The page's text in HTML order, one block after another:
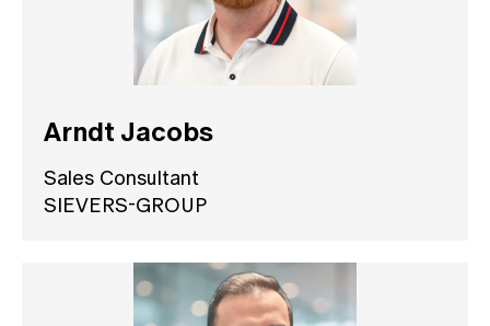
Arndt Jacobs
Sales Consultant
SIEVERS-GROUP